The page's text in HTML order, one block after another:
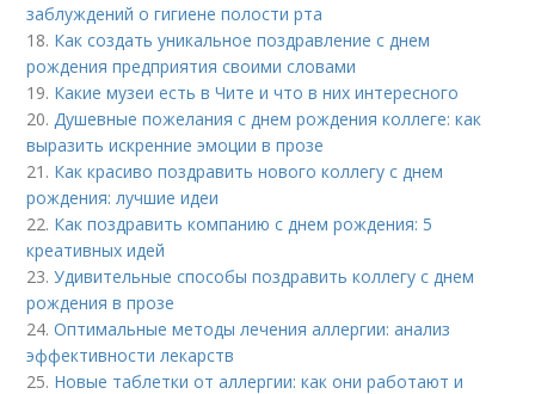
заблуждений о гигиене полости рта
18. Как создать уникальное поздравление с днем
рождения предприятия своими словами
19. Какие музеи есть в Чите и что в них интересного
20. Душевные пожелания с днем рождения коллеге: как
выразить искренние эмоции в прозе
21. Как красиво поздравить нового коллегу с днем
рождения: лучшие идеи
22. Как поздравить компанию с днем рождения: 5
креативных идей
23.Удивительные способы поздравить коллегу с днем
рождения в прозе
24.Оптимальные методы лечения аллергии: анализ
эффективности лекарств
25. Новые таблетки от аллергии: как они работают и